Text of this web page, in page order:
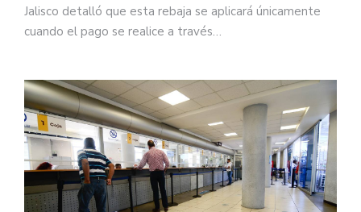
Jalisco detalló que esta rebaja se aplicará únicamente
cuando el pago se realice a través…